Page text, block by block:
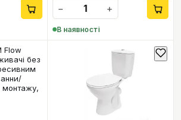
−
+
В наявності